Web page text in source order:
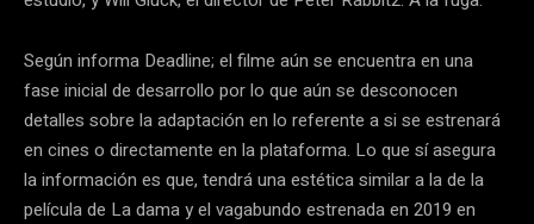
Según informa Deadline; el filme aún se encuentra en una
fase inicial de desarrollo por lo que aún se desconocen
detalles sobre la adaptación en lo referente a si se estrenará
en cines o directamente en la plataforma. Lo que sí asegura
la información es que, tendrá una estética similar a la de la
película de La dama y el vagabundo estrenada en 2019 en